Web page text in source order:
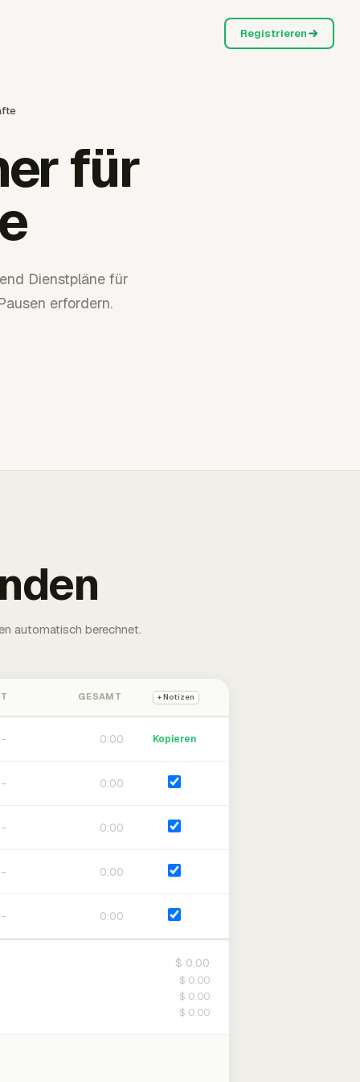
Registrieren
für
Dienstpläne für
erfordern.
automatisch berechnet.
GESAMT + Notizen
0:00 Kopieren
0:00
0:00
0:00
0:00
$ 0.00
$ 0.00
$ 0.00
$ 0.00